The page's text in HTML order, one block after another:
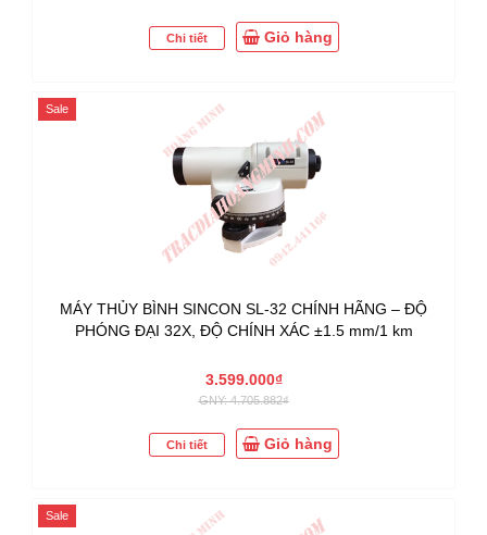
Chi tiết Giỏ hàng
Sale
MÁY THỦY BÌNH SINCON SL-32 CHÍNH HÃNG – ĐỘ
PHÓNG ĐẠI 32X, ĐỘ CHÍNH XÁC ±1.5 mm/1 km
3.599.000₫
GNY: 4.705.882₫
Chi tiết Giỏ hàng
Sale